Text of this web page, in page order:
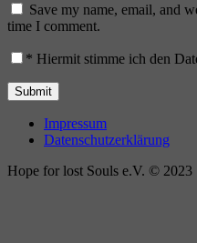
Save my name, email, and
time I comment.
* Hiermit stimme ich den
Impressum
Datenschutzerklärung
Hope for lost Souls e.V. © 2023